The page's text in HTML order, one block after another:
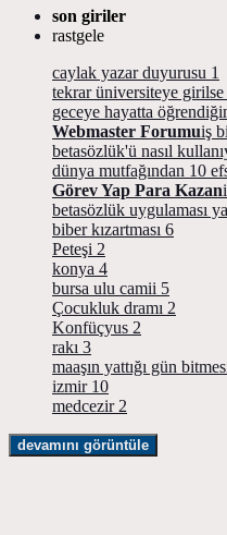
son giriler
rastgele
caylak yazar duyurusu 1
tekrar üniversiteye
geceye hayatta
Webmaster Forumuiş
betasözlük'ü nasıl
dünya mutfağından 10
Görev Yap Para Kazan
betasözlük uygulaması
biber kızartması 6
Peteşi 2
konya 4
bursa ulu camii 5
Çocukluk dramı 2
Konfüçyus 2
rakı 3
maaşın yattığı gün
izmir 10
medcezir 2
devamını görüntüle